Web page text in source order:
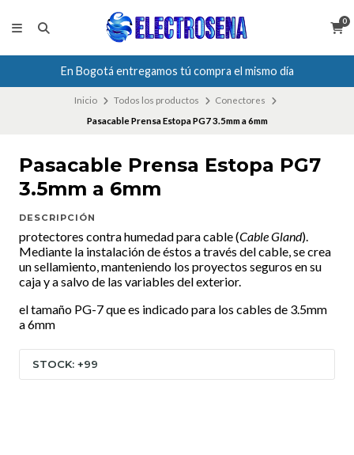
0
En Bogotá entregamos tú compra el mismo día
Inicio Todos los productos
Conectores
Pasacable Prensa Estopa PG7 3.5mm a 6mm
Pasacable Prensa Estopa PG7
3.5mm a 6mm
DESCRIPCIÓN
protectores contra humedad para cable (Cable Gland).
Mediante la instalación de éstos a través del cable, se crea
un sellamiento, manteniendo los proyectos seguros en su
caja y a salvo de las variables del exterior.
el tamaño PG-7 que es indicado para los cables de 3.5mm
a 6mm
STOCK: +99